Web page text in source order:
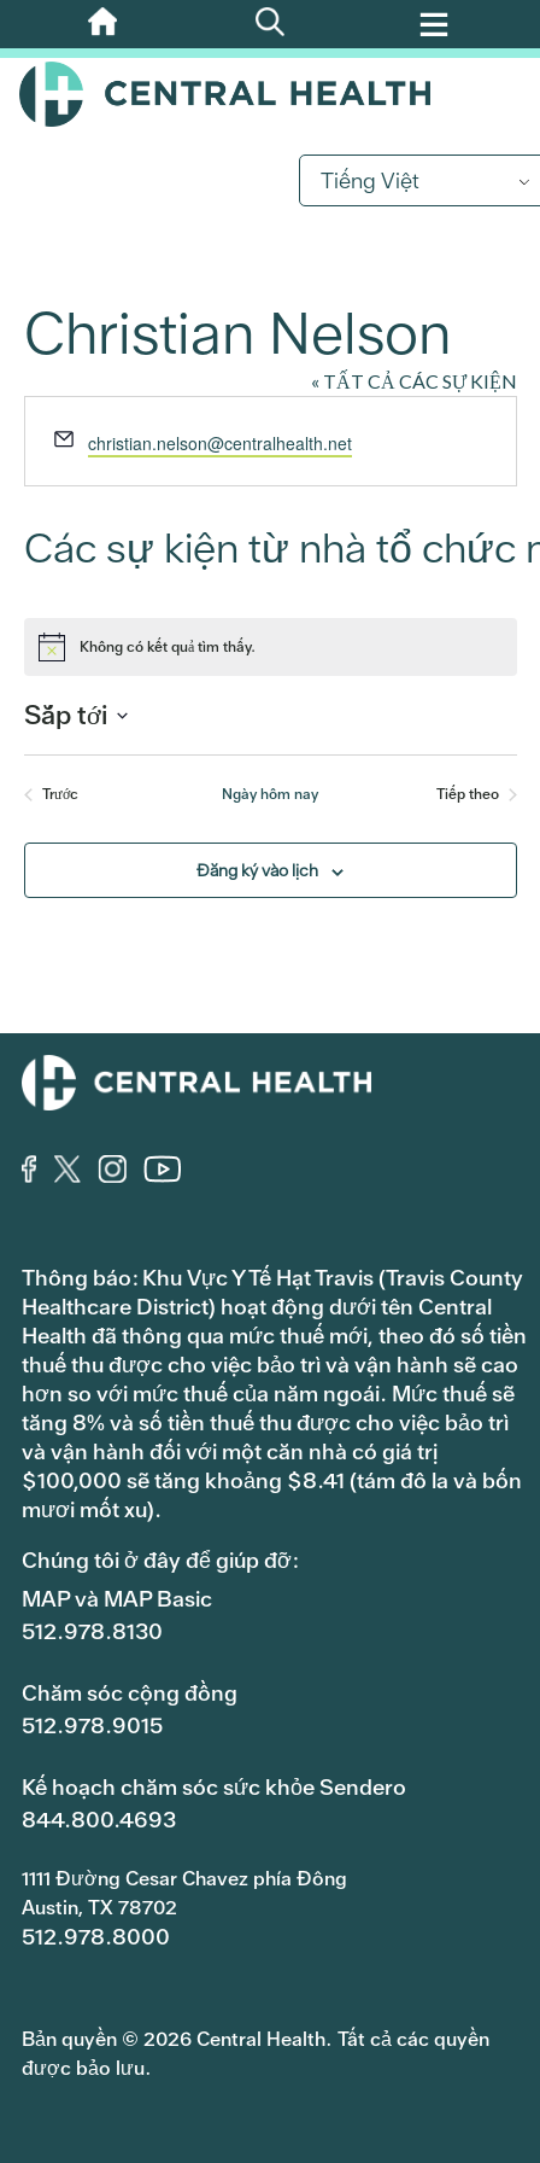
Bỏ
qua
nội
Tiếng Việt
Christian Nelson
« TẤT CẢ CÁC SỰ KIỆN
E-
mail
christian.nelson@centralhealth.net
Các sự kiện từ nhà tổ chức
Để
Không có kết quả tìm thấy.
Sắp tới
Chọn
Trước
Ngày hôm nay
Tiếp theo
Đăng ký vào lịch
Thông báo: Khu Vực Y Tế Hạt Travis (Travis County
Healthcare District) hoạt động dưới tên Central
Health đã thông qua mức thuế mới, theo đó số tiền
thuế thu được cho việc bảo trì và vận hành sẽ cao
hơn so với mức thuế của năm ngoái. Mức thuế sẽ
tăng 8% và số tiền thuế thu được cho việc bảo trì
và vận hành đối với một căn nhà có giá trị
$100,000 sẽ tăng khoảng $8.41 (tám đô la và bốn
mươi mốt xu).
Chúng tôi ở đây để giúp đỡ:
MAP và MAP Basic
512.978.8130
Chăm sóc cộng đồng
512.978.9015
Kế hoạch chăm sóc sức khỏe Sendero
844.800.4693
1111 Đường Cesar Chavez phía Đông
Austin, TX 78702
512.978.8000
Bản quyền © 2026 Central Health. Tất cả các quyền
được bảo lưu.